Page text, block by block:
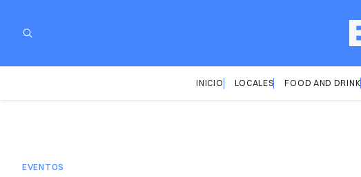
INICIO LOCALES FOOD AND DRINK
EVENTOS